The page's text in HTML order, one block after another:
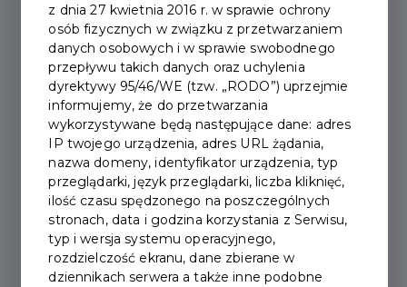
Nazwa:
Zalacznik_nr_1a_do_Instrukcji_awers_karty_1_.pdf
Zalacznik_nr_1a_do_Instrukcji_awers_karty_2_.pdf
Zalacznik_nr_2_do_Instrukcji.pdf
z dnia 27 kwietnia 2016 r. w sprawie ochrony
osób fizycznych w związku z przetwarzaniem
danych osobowych i w sprawie swobodnego
przepływu takich danych oraz uchylenia
dyrektywy 95/46/WE (tzw. „RODO”) uprzejmie
informujemy, że do przetwarzania
wykorzystywane będą następujące dane: adres
IP twojego urządzenia, adres URL żądania,
nazwa domeny, identyfikator urządzenia, typ
przeglądarki, język przeglądarki, liczba kliknięć,
ilość czasu spędzonego na poszczególnych
stronach, data i godzina korzystania z Serwisu,
typ i wersja systemu operacyjnego,
rozdzielczość ekranu, dane zbierane w
dziennikach serwera a także inne podobne